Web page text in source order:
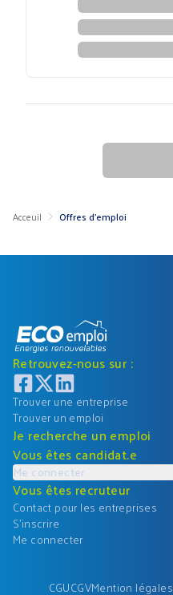
Acceuil Offres d'emploi
Retrouvez-nous sur :
Trouver une entreprise
Trouver un emploi
Je recherche un emploi
Vous êtes candidat.e
Me connecter
Vous êtes recruteur
Contact pour les entreprises
S'inscrire
Me connecter
CGUCGVMention légales